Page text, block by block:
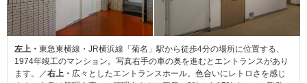
左上・ 東急東横線・JR横浜線「菊名」駅から徒歩4分の場所に位置する、
1974年竣工のマンション。写真右手の車の奥を進むとエントランスがあり
ます。／右上・ 広々としたエントランスホール。色合いにレトロさを感じ